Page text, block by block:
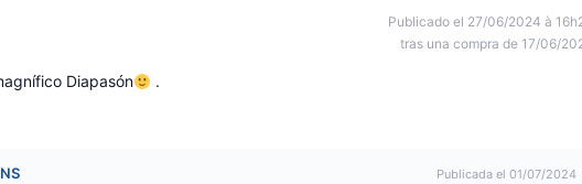
Publicado el 27/06/2024 à
tras una compra de 17/06/
Diapasón .
Publicada el 01/07/2024